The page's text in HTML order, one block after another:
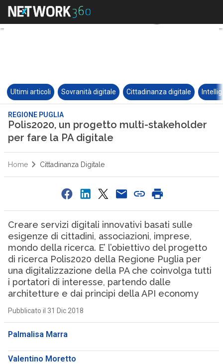
Ultimi articoli Sovranità digitale Cittadinanza digitale
REGIONE PUGLIA
Polis2020, un progetto multi-stakeholder
per fare la PA digitale
Home Cittadinanza Digitale
Creare servizi digitali innovativi basati sulle
esigenze di cittadini, associazioni, imprese,
mondo della ricerca. E’ l’obiettivo del progetto
di ricerca Polis2020 della Regione Puglia per
una digitalizzazione della PA che coinvolga tutti
i portatori di interesse, partendo dalle
architetture e dai principi della API economy
Pubblicato il 31 Dic 2018
Palmalisa Marra
Valentino Moretto